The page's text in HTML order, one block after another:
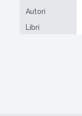
Autori
Libri